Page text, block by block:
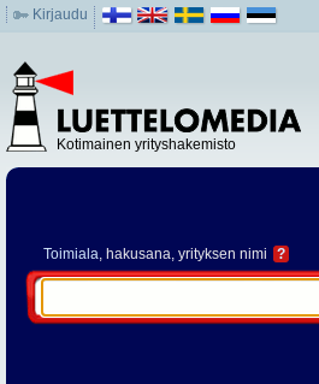
Kirjaudu
Kotimainen yrityshakemisto
Toimiala, hakusana, yrityksen nimi ?